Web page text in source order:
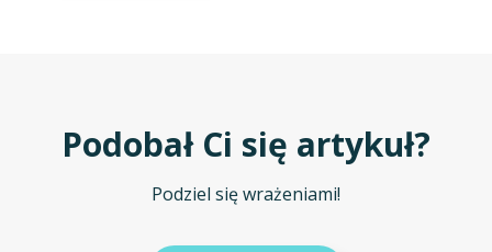
Podobał Ci się artykuł?
Podziel się wrażeniami!